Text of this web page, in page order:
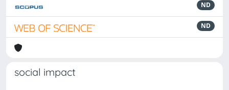
ND
ND
social impact